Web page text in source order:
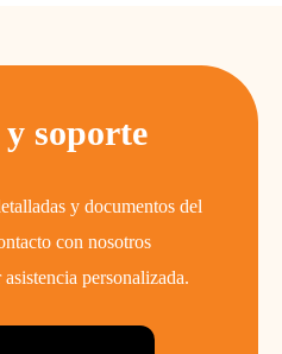
soporte
y documentos del
con nosotros
personalizada.